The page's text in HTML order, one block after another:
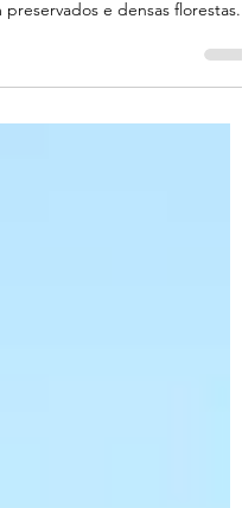
Coiba é um arquipélago de